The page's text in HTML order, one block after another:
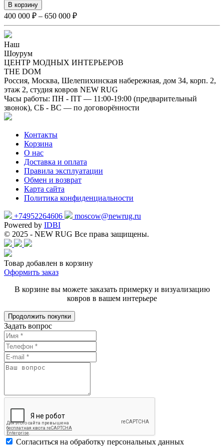
В корзину
400 000 ₽ – 650 000 ₽
Наш
Шоурум
ЦЕНТР МОДНЫХ ИНТЕРЬЕРОВ
THE DOM
Россия, Москва, Шелепихинская набережная, дом 34, корп. 2,
этаж 2, студия ковров NEW RUG
Часы работы: ПН - ПТ — 11:00-19:00 (предварительный
звонок), СБ - ВС — по договорённости
Контакты
Корзина
О нас
Доставка и оплата
Правила эксплуатации
Обмен и возврат
Карта сайта
Политика конфиденциальности
+74952264606
moscow@newrug.ru
Powered by IDBI
© 2025 - NEW RUG Все права защищены.
Товар добавлен в корзину
Оформить заказ
В корзине вы можете заказать примерку и визуализацию
ковров в вашем интерьере
Продолжить покупки
Задать вопрос
Cогласиться на обработку персональных данных